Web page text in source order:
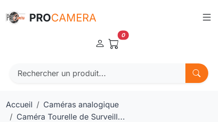
PROCAMERA
0
Accueil
Caméras analogique
Caméra Tourelle de Surveill...